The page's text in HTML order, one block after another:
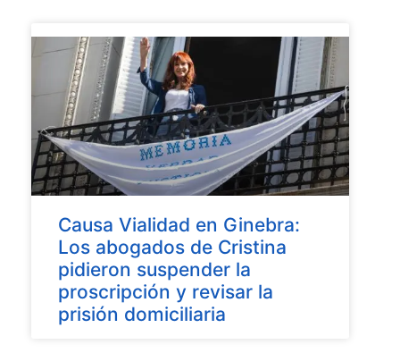
Causa Vialidad en Ginebra:
Los abogados de Cristina
pidieron suspender la
proscripción y revisar la
prisión domiciliaria